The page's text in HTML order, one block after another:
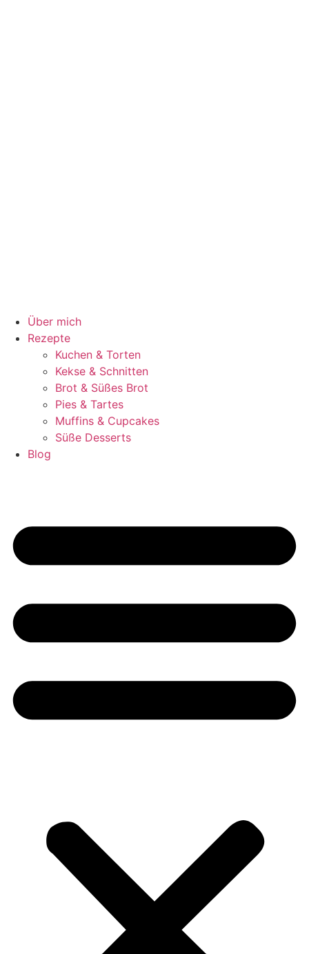
Über mich
Rezepte
Kuchen & Torten
Kekse & Schnitten
Brot & Süßes Brot
Pies & Tartes
Muffins & Cupcakes
Süße Desserts
Blog